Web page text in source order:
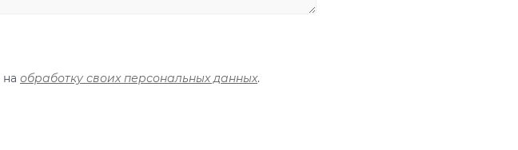
обработку своих персональных данных.